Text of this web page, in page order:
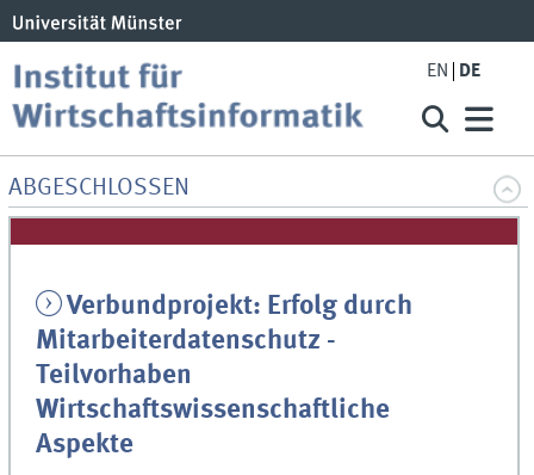
EN DE
ABGESCHLOSSEN
Verbundprojekt: Erfolg durch
Mitarbeiterdatenschutz -
Teilvorhaben
Wirtschaftswissenschaftliche
Aspekte